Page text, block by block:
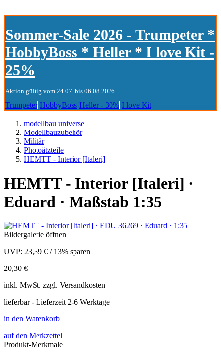
Sommer-Sale 2026 - Trumpeter *
HobbyBoss * Heller * I love Kit -
25%
Aktion gültig vom 24.07. bis 06.08.2026
Trumpeter HobbyBoss Heller - 30% I love Kit
modellbau universe
Modellbauzubehör
Militär
Photoätzteile
HEMTT - Interior [Italeri]
HEMTT - Interior [Italeri] ·
Eduard · Maßstab 1:35
Bildergalerie öffnen
UVP: 23,39 € / 13% sparen
20,30 €
inkl. MwSt. zzgl. Versandkosten
lieferbar - Lieferzeit 2-6 Werktage
in den Warenkorb
auf den Merkzettel
Produkt-Merkmale